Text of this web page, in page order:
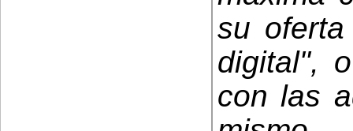
su
digital",
con las